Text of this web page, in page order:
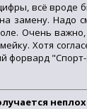
всё вроде
замену. Надо
Очень
Хотя
форвард "Спорт-